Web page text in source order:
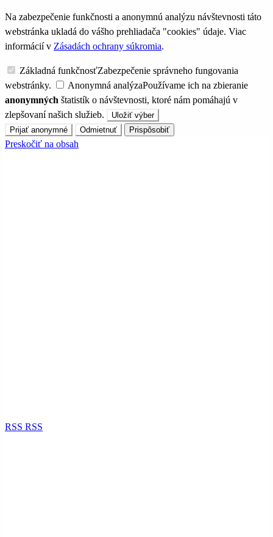
Na zabezpečenie funkčnosti a anonymnú analýzu návštevnosti táto
webstránka ukladá do vášho prehliadača "cookies" údaje. Viac
informácií v Zásadách ochrany súkromia.
Základná funkčnosťZabezpečenie správneho fungovania
webstránky.
Anonymná analýzaPoužívame ich na zbieranie
anonymných štatistík o návštevnosti, ktoré nám pomáhajú v
zlepšovaní našich služieb.
Uložiť výber
Prijať anonymné
Odmietnuť Prispôsobiť
Preskočiť na obsah
RSS RSS